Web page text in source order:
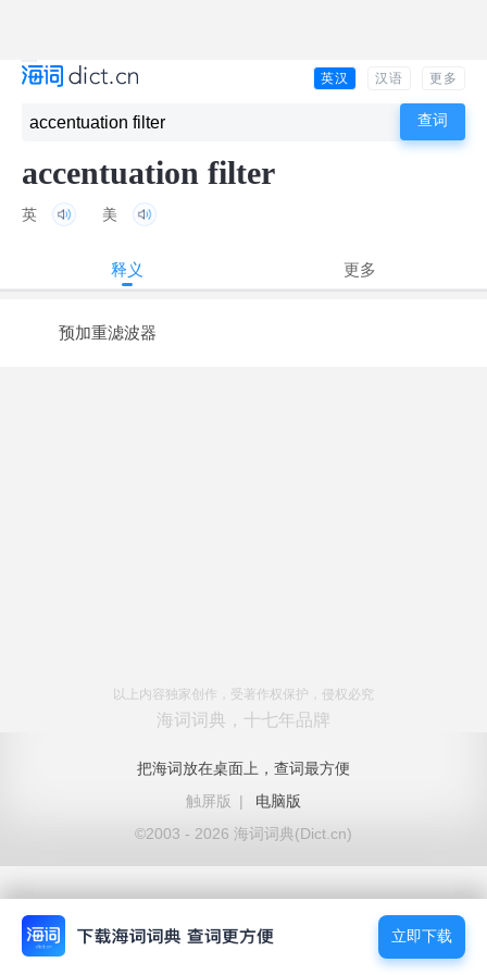
英汉 汉语 更多
accentuation filter
英 美
释义 更多
预加重滤波器
以上内容独家创作，受著作权保护，侵权必究
海词词典，十七年品牌
把海词放在桌面上，查词最方便
触屏版
|
电脑版
©2003 - 2026 海词词典(Dict.cn)
立即下载
立即下载